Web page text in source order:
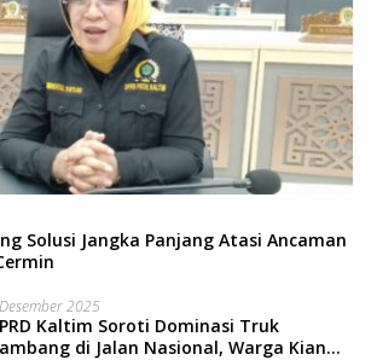
Solusi Jangka Panjang Atasi Ancaman
2025
Kaltim Soroti Dominasi Truk
di Jalan Nasional, Warga Kian